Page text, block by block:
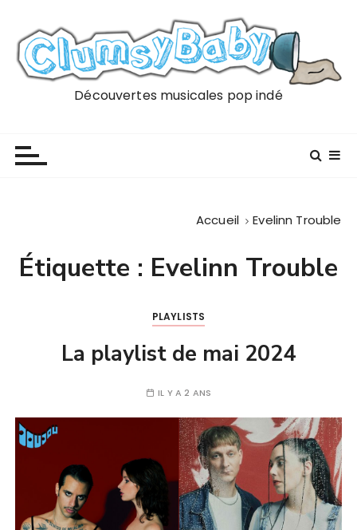
Découvertes musicales pop indé
Accueil Evelinn Trouble
Étiquette : Evelinn Trouble
PLAYLISTS
La playlist de mai 2024
IL Y A 2 ANS